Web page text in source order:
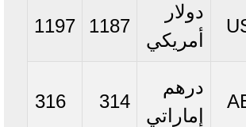
دولار
أمريكي
1187
1197
درهم
إماراتي
314
316